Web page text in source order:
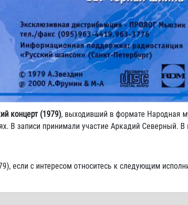
концерт (1979), выходивший в формате Народная
В записи принимали участие Аркадий Северный. В
если с интересом относитесь к следующим